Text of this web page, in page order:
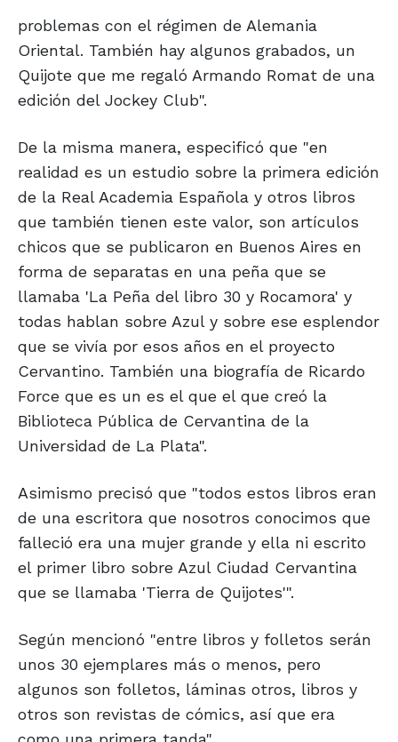
problemas con el régimen de Alemania
Oriental. También hay algunos grabados, un
Quijote que me regaló Armando Romat de una
edición del Jockey Club".
De la misma manera, especificó que "en
realidad es un estudio sobre la primera edición
de la Real Academia Española y otros libros
que también tienen este valor, son artículos
chicos que se publicaron en Buenos Aires en
forma de separatas en una peña que se
llamaba 'La Peña del libro 30 y Rocamora' y
todas hablan sobre Azul y sobre ese esplendor
que se vivía por esos años en el proyecto
Cervantino. También una biografía de Ricardo
Force que es un es el que el que creó la
Biblioteca Pública de Cervantina de la
Universidad de La Plata".
Asimismo precisó que "todos estos libros eran
de una escritora que nosotros conocimos que
falleció era una mujer grande y ella ni escrito
el primer libro sobre Azul Ciudad Cervantina
que se llamaba 'Tierra de Quijotes'".
Según mencionó "entre libros y folletos serán
unos 30 ejemplares más o menos, pero
algunos son folletos, láminas otros, libros y
otros son revistas de cómics, así que era